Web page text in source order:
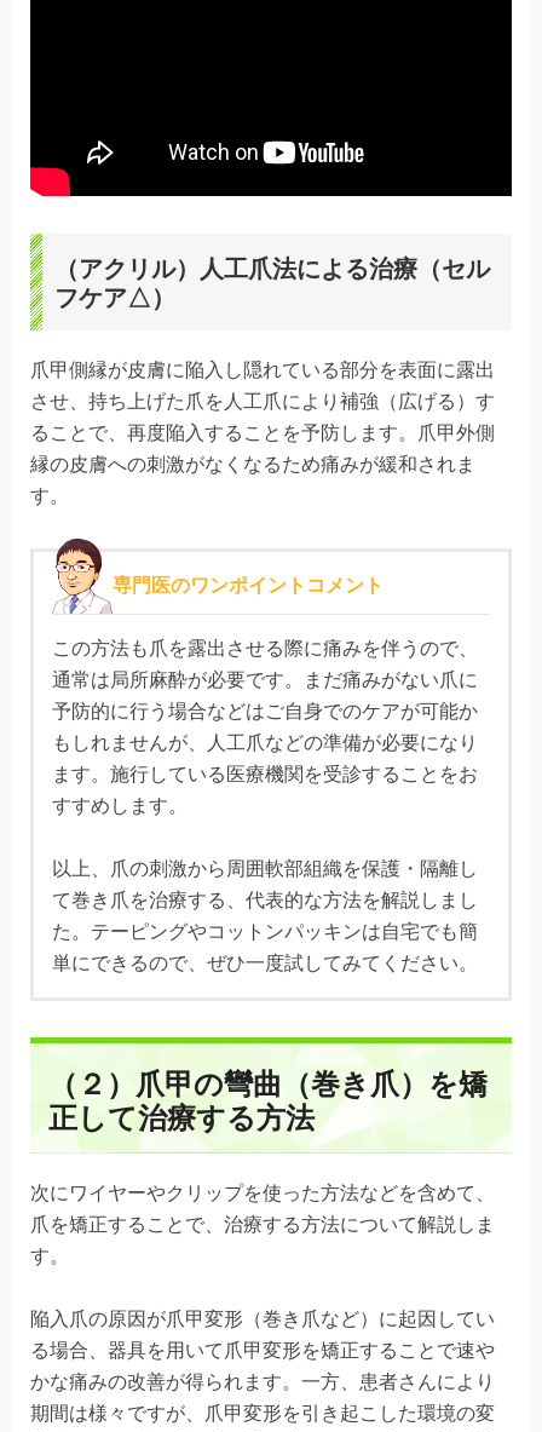
（アクリル）人工爪法による治療（セル
フケア△）
爪甲側縁が皮膚に陥入し隠れている部分を表面に露出
させ、持ち上げた爪を人工爪により補強（広げる）す
ることで、再度陥入することを予防します。爪甲外側
縁の皮膚への刺激がなくなるため痛みが緩和されま
す。
専門医のワンポイントコメント
この方法も爪を露出させる際に痛みを伴うので、
通常は局所麻酔が必要です。まだ痛みがない爪に
予防的に行う場合などはご自身でのケアが可能か
もしれませんが、人工爪などの準備が必要になり
ます。施行している医療機関を受診することをお
すすめします。
以上、爪の刺激から周囲軟部組織を保護・隔離し
て巻き爪を治療する、代表的な方法を解説しまし
た。テーピングやコットンパッキンは自宅でも簡
単にできるので、ぜひ一度試してみてください。
（２）爪甲の彎曲（巻き爪）を矯
正して治療する方法
次にワイヤーやクリップを使った方法などを含めて、
爪を矯正することで、治療する方法について解説しま
す。
陥入爪の原因が爪甲変形（巻き爪など）に起因してい
る場合、器具を用いて爪甲変形を矯正することで速や
かな痛みの改善が得られます。一方、患者さんにより
期間は様々ですが、爪甲変形を引き起こした環境の変